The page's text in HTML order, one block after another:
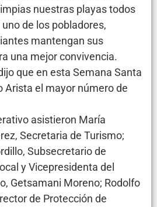
nuestras playas todos
de los pobladores,
mantengan sus
una mejor convivencia.
que en esta Semana Santa
Arista el mayor número de
asistieron María
Secretaria de Turismo;
Subsecretario de
y Vicepresidenta del
Getsamani Moreno; Rodolfo
de Protección de